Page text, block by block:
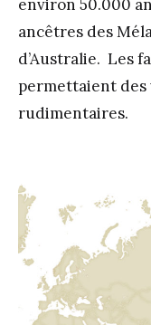
environ 50.000
ancêtres des
d’Australie. Les
permettaient des
rudimentaires.